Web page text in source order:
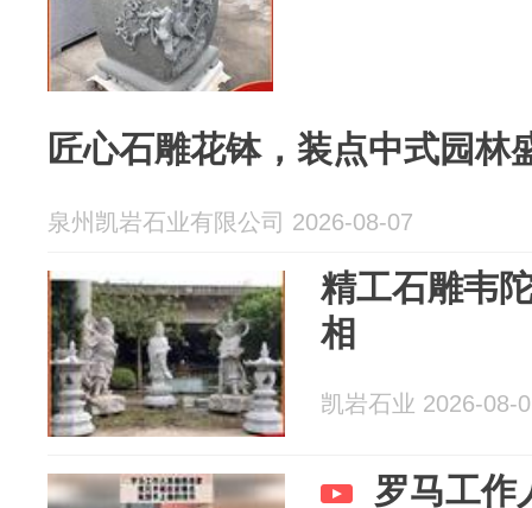
匠心石雕花钵，装点中式园林
泉州凯岩石业有限公司 2026-08-07
精工石雕韦
相
凯岩石业 2026-08-
罗马工作